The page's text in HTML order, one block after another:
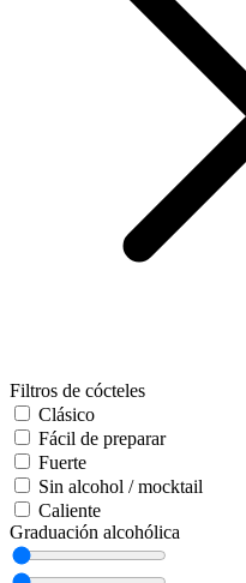
Filtros de cócteles
Clásico
Fácil de preparar
Fuerte
Sin alcohol / mocktail
Caliente
Graduación alcohólica